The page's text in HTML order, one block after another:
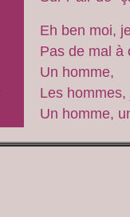
Eh ben moi,
Pas de mal à
Un homme,
Les
Un homme,